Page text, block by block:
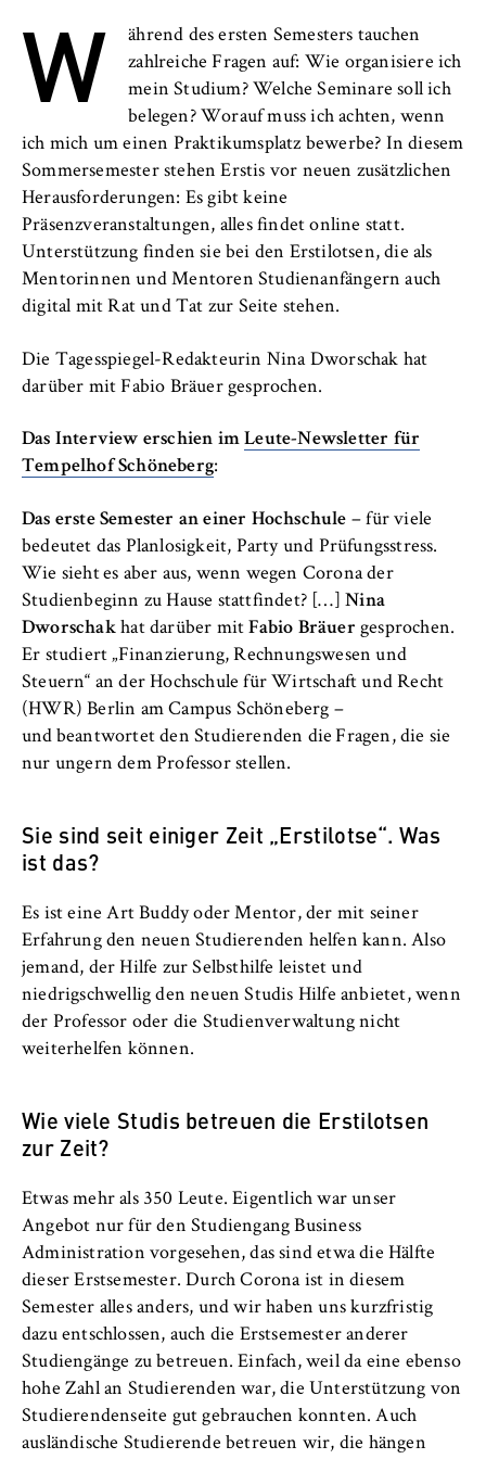
n
B
e
r
l
i
n
S
c
h
o
l
f
E
o
n
o
m
i
c
s
a
n
d
w
Veranstaltungen
Personen und Kontakte
Formulare
FB 2 Duales Studium
FB 3 Allgemeine Verwaltung
FB 5 Polizei und
Sicherheitsmanagement
Berlin Professional School
Internationales
Organisation der Hochschule
Serviceeinrichtungen
Stellenangebote
W
ährend des ersten Semesters tauchen
zahlreiche Fragen auf: Wie organisiere ich
mein Studium? Welche Seminare soll ich
belegen? Worauf muss ich achten, wenn
ich mich um einen Praktikumsplatz bewerbe? In diesem
Sommersemester stehen Erstis vor neuen zusätzlichen
Herausforderungen: Es gibt keine
Präsenzveranstaltungen, alles findet online statt.
Unterstützung finden sie bei den Erstilotsen, die als
Mentorinnen und Mentoren Studienanfängern auch
digital mit Rat und Tat zur Seite stehen.
Die Tagesspiegel-Redakteurin Nina Dworschak hat
darüber mit Fabio Bräuer gesprochen.
Das Interview erschien imLeute-Newsletter für
Tempelhof Schöneberg:
Das erste Semester an einer Hochschule – für viele
bedeutet das Planlosigkeit, Party und Prüfungsstress.
Wie sieht es aber aus, wenn wegen Corona der
Studienbeginn zu Hause stattfindet? […]Nina
Dworschakhat darüber mitFabio Bräuer gesprochen.
Er studiert „Finanzierung, Rechnungswesen und
Steuern“ an der Hochschule für Wirtschaft und Recht
(HWR) Berlin am Campus Schöneberg –
und beantwortet den Studierenden die Fragen, die sie
nur ungern dem Professor stellen.
Sie sind seit einiger Zeit „Erstilotse“. Was
ist das?
Es ist eine Art Buddy oder Mentor, der mit seiner
Erfahrung den neuen Studierenden helfen kann. Also
jemand, der Hilfe zur Selbsthilfe leistet und
niedrigschwellig den neuen Studis Hilfe anbietet, wenn
der Professor oder die Studienverwaltung nicht
weiterhelfen können.
Wie viele Studis betreuen die Erstilotsen
zur Zeit?
Etwas mehr als 350 Leute. Eigentlich war unser
Angebot nur für den Studiengang Business
Administration vorgesehen, das sind etwa die Hälfte
dieser Erstsemester. Durch Corona ist in diesem
Semester alles anders, und wir haben uns kurzfristig
dazu entschlossen, auch die Erstsemester anderer
Studiengänge zu betreuen. Einfach, weil da eine ebenso
hohe Zahl an Studierenden war, die Unterstützung von
Studierendenseite gut gebrauchen konnten. Auch
ausländische Studierende betreuen wir, die hängen
Anbieter:
Betreiber dieser Website
Zweck:
Speichert den Zustimmungsstatus des
Benutzers für Cookies auf der aktuellen
Domäne. Dadurch wird verhindert, dass das
Cookie-Banner bei jedem erneuten Aufruf
der Website wiederholt angezeigt wird.
Cookie Laufzeit:
1 Jahr
TYPO3 Frontend Nutzer
fe_typo_user
Anbieter:
Betreiber dieser Website
Zweck:
Dient der Identifizierung der
Browsersitzung für eingeloggte Frontend-
Benutzer (z. B. im geschützten
Mitgliederbereich). Er speichert die
Session-ID und sorgt dafür, dass der Nutzer
während des Besuchs eingeloggt bleibt.
Cookie Laufzeit:
Für die Dauer der Browsersitzung
MARKETING
Youtube
Name:
VISITOR_INFO1_LIVE, YSC, yt-remote-
connected-devices
Anbieter:
Zweck:
Erlaubt das Anzeigen und Abspielen von
an Google übertragen und Cookies gesetzt
werden.
Cookie Laufzeit:
bis zu 2 Jahre
STATISTIK
Matomo